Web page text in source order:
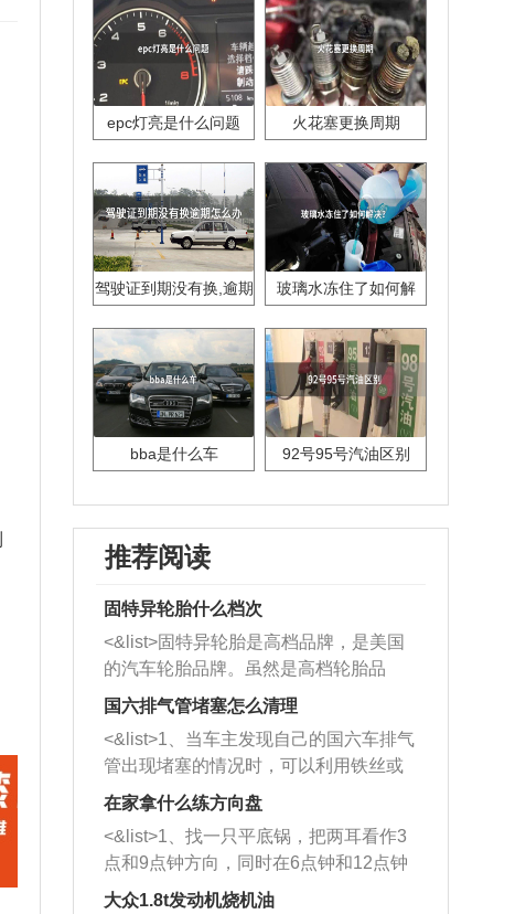
epc灯亮是什么问题 火花塞更换周期
驾驶证到期没有换,逾期
玻璃水冻住了如何解
bba是什么车 92号95号汽油区别
推荐阅读
固特异轮胎什么档次
<&list>固特异轮胎是高档品牌，是美国
的汽车轮胎品牌。虽然是高档轮胎品
牌，但是中高低端的轮胎都有生产，这
也是为了更好的开拓市场。
国六排气管堵塞怎么清理
<&list>1、当车主发现自己的国六车排气
管出现堵塞的情况时，可以利用铁丝或
者是细棍，直接将杂物给取出来，如果
堵塞情况比较严重，也可以采取应急措
施。 <&list>2、直接利用木棍将所有的
杂物推到排气管里面的位置处，然后将
三元催化器拆解开，就可以将堵塞的东
在家拿什么练方向盘
<&list>1、找一只平底锅，把两耳看作3
点和9点钟方向，同时在6点钟和12点钟
方向做一个标记。 <&list>2、双手握住
大众1.8t发动机烧机油